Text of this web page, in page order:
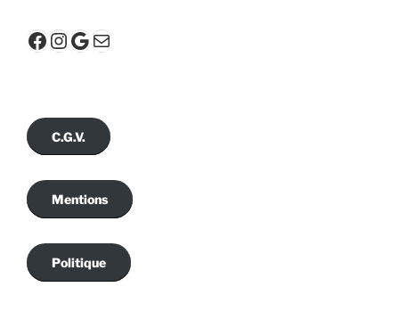
Facebook
Instagram
Google
E-mail
C.G.V.
Mentions
Politique